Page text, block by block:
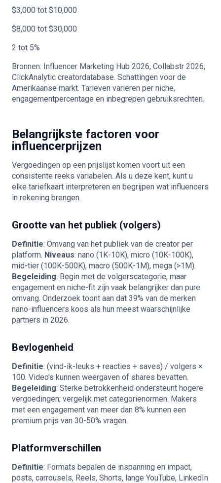
$3,000 tot $10,000
$8,000 tot $30,000
2 tot 5%
Bronnen: Influencer Marketing Hub 2026, Collabstr 2026,
ClickAnalytic creatordatabase. Schattingen voor de
Amerikaanse markt. Tarieven variëren per niche,
engagementpercentage en inbegrepen gebruiksrechten.
Belangrijkste factoren voor
influencerprijzen
Vergoedingen op een prijslijst komen voort uit een
consistente reeks variabelen. Als u deze kent, kunt u
elke tariefkaart interpreteren en begrijpen wat influencers
in rekening brengen.
Grootte van het publiek (volgers)
Definitie: Omvang van het publiek van de creator per
platform. Niveaus: nano (1K-10K), micro (10K-100K),
mid-tier (100K-500K), macro (500K-1M), mega (>1M).
Begeleiding: Begin met de volgerscategorie, maar
engagement en niche-fit zijn vaak belangrijker dan pure
omvang. Onderzoek toont aan dat 39% van de merken
nano-influencers koos als hun meest waarschijnlijke
partners in 2026.
Bevlogenheid
Definitie: (vind-ik-leuks + reacties + saves) / volgers ×
100. Video's kunnen weergaven of shares bevatten.
Begeleiding: Sterke betrokkenheid ondersteunt hogere
vergoedingen; vergelijk met categorienormen. Makers
met een engagement van meer dan 8% kunnen een
premium prijs van 30-50% vragen.
Platformverschillen
Definitie: Formats bepalen de inspanning en impact,
posts, carrousels, Reels, Shorts, lange YouTube, LinkedIn